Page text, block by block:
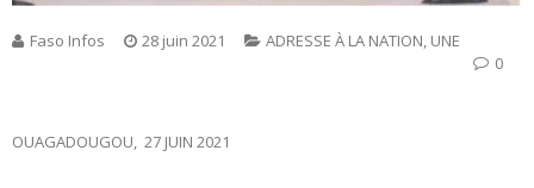
Faso Infos 28 juin 2021 ADRESSE À LA NATION, UNE
0
OUAGADOUGOU, 27 JUIN 2021